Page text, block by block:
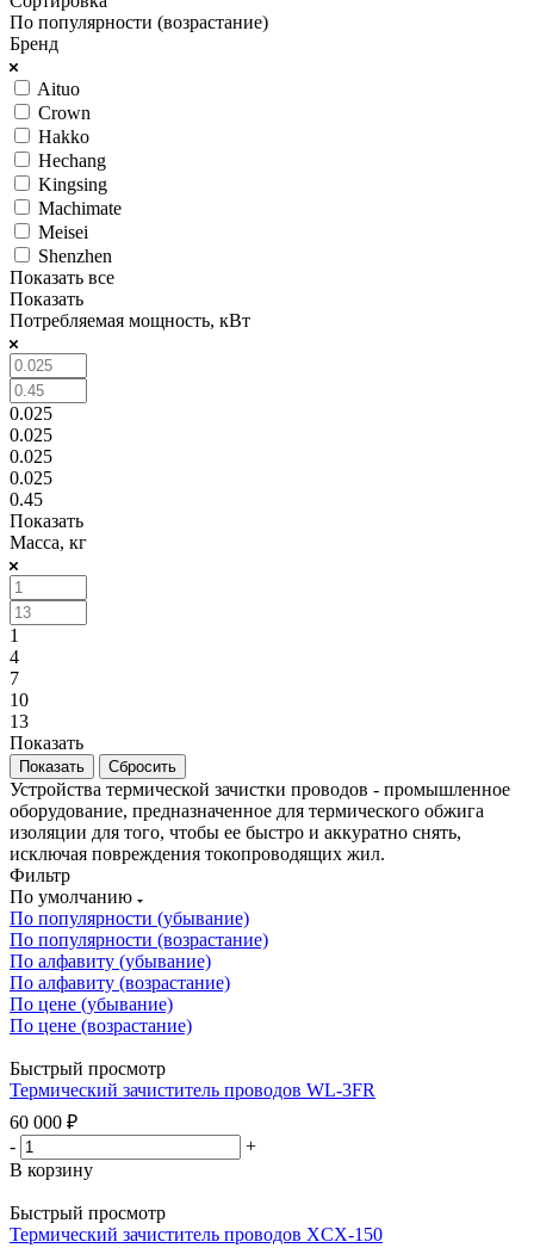
По популярности (возрастание)
Бренд
Aituo
Crown
Hakko
Hechang
Kingsing
Machimate
Meisei
Shenzhen
Показать все
Показать
Потребляемая мощность, кВт
0.025
0.025
0.025
0.025
0.45
Показать
Масса, кг
1
4
7
10
13
Показать
Сбросить
Устройства термической зачистки проводов - промышленное
оборудование, предназначенное для термического обжига
изоляции для того, чтобы ее быстро и аккуратно снять,
исключая повреждения токопроводящих жил.
Фильтр
По умолчанию
По популярности (убывание)
По популярности (возрастание)
По алфавиту (убывание)
По алфавиту (возрастание)
По цене (убывание)
По цене (возрастание)
Быстрый просмотр
Термический зачиститель проводов WL-3FR
60 000 ₽
-
+
В корзину
Быстрый просмотр
Термический зачиститель проводов XCX-150